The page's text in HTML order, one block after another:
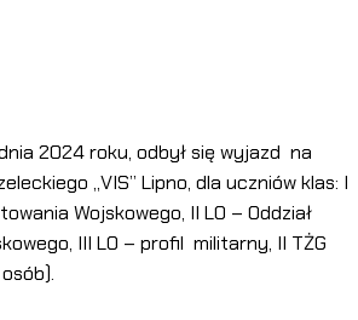
2024 roku, odbył się wyjazd na
„VIS” Lipno, dla uczniów klas: I
Wojskowego, II LO – Oddział
III LO – profil militarny, II TŻG